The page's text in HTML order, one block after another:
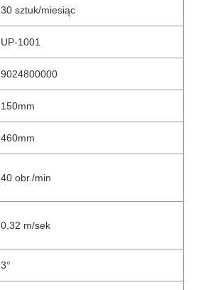
30 sztuk/miesiąc
UP-1001
9024800000
150mm
460mm
40 obr./min
0,32 m/sek
3°